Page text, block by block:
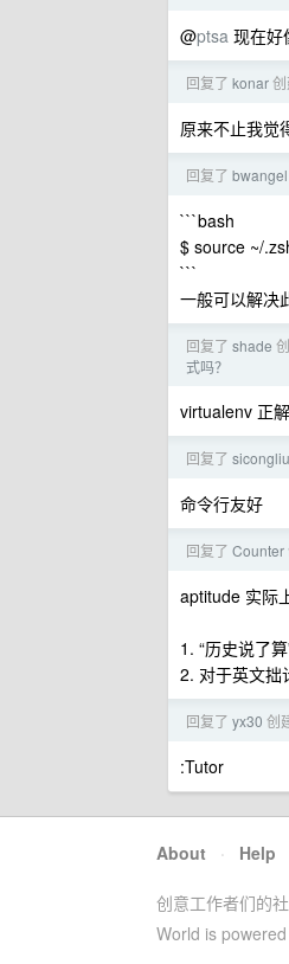
@ptsa 现在好
回复了 konar
原来不止我觉
回复了 bwangel
```bash
$ source ~/
```
一般可以解决
回复了 shade
式吗？
virtualenv 正解
回复了 sicongliu
命令行友好
回复了 Counter
aptitude 实际
1. “历史说了
2. 对于英文拙
回复了 yx30 创
:Tutor
About · Help
创意工作者们的
World is